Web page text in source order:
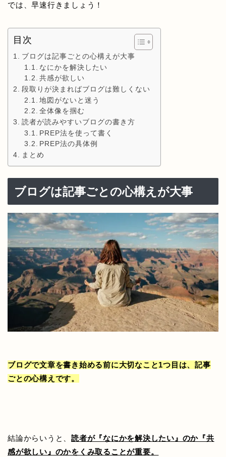
では、早速行きましょう！
目次
ブログは記事ごとの心構えが大事
なにかを解決したい
共感が欲しい
段取りが決まればブログは難しくない
地図がないと迷う
全体像を掴む
読者が読みやすいブログの書き方
PREP法を使って書く
PREP法の具体例
まとめ
ブログは記事ごとの心構えが大事
ブログで文章を書き始める前に大切なこと1つ目は、記事
ごとの心構えです。
結論からいうと、読者が『なにかを解決したい』のか『共
感が欲しい』のかをくみ取ることが重要。